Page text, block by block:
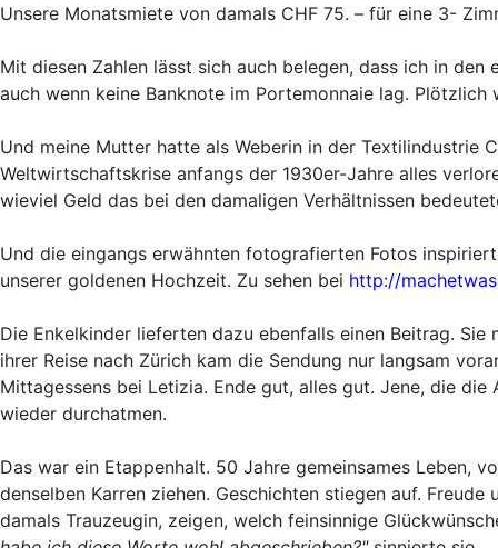
Unsere Monatsmiete von damals CHF 75. – für eine 3-
Mit diesen Zahlen lässt sich auch belegen, dass ich in
auch wenn keine Banknote im Portemonnaie lag.
Und meine Mutter hatte als Weberin in der Textilindustrie
Weltwirtschaftskrise anfangs der 1930er-Jahre alles
wieviel Geld das bei den damaligen Verhältnissen
Und die eingangs erwähnten fotografierten Fotos
unserer goldenen Hochzeit. Zu sehen bei http://
Die Enkelkinder lieferten dazu ebenfalls einen Beitrag.
ihrer Reise nach Zürich kam die Sendung nur langsam
Mittagessens bei Letizia. Ende gut, alles gut. Jene, die
wieder durchatmen.
Das war ein Etappenhalt. 50 Jahre gemeinsames Leben,
denselben Karren ziehen. Geschichten stiegen auf.
damals Trauzeugin, zeigen, welch feinsinnige